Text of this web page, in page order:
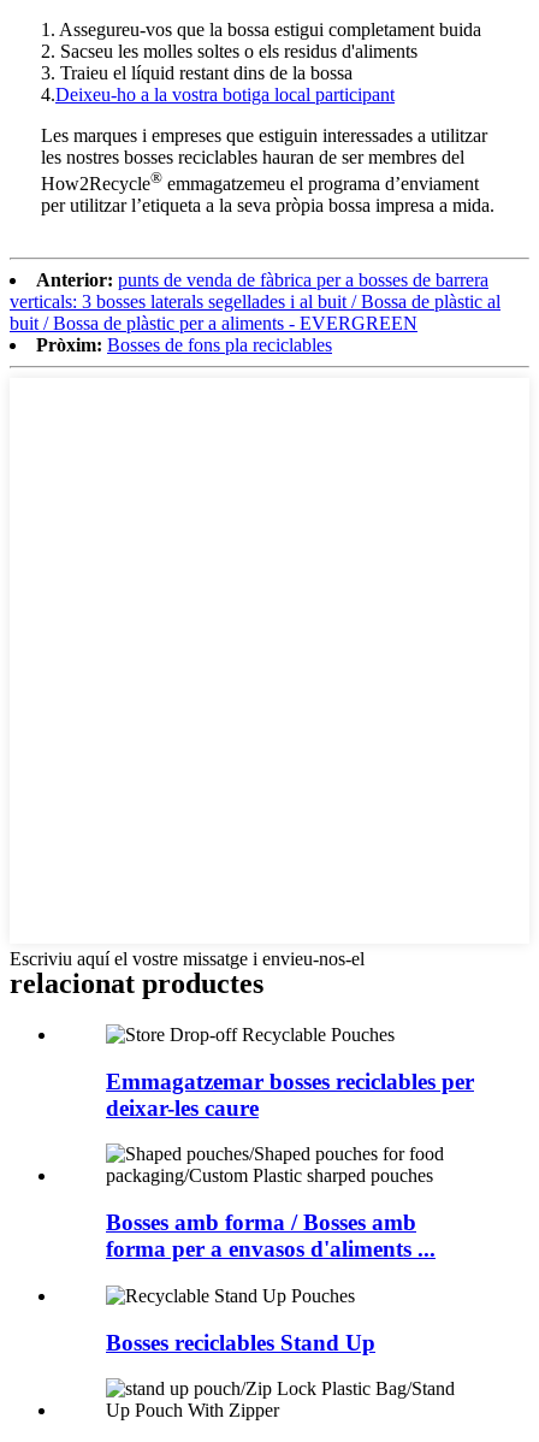
1. Assegureu-vos que la bossa estigui completament buida
2. Sacseu les molles soltes o els residus d'aliments
3. Traieu el líquid restant dins de la bossa
4.Deixeu-ho a la vostra botiga local participant
Les marques i empreses que estiguin interessades a utilitzar
les nostres bosses reciclables hauran de ser membres del
How2Recycle® emmagatzemeu el programa d’enviament
per utilitzar l’etiqueta a la seva pròpia bossa impresa a mida.
Anterior: punts de venda de fàbrica per a bosses de barrera
verticals: 3 bosses laterals segellades i al buit / Bossa de plàstic al
buit / Bossa de plàstic per a aliments - EVERGREEN
Pròxim: Bosses de fons pla reciclables
Escriviu aquí el vostre missatge i envieu-nos-el
relacionat productes
Emmagatzemar bosses reciclables per
deixar-les caure
Bosses amb forma / Bosses amb
forma per a envasos d'aliments ...
Bosses reciclables Stand Up